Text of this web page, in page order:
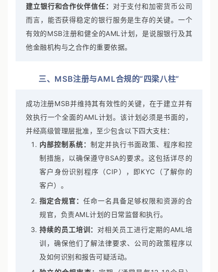
犯罪风险。
建立银行和合作伙伴信任：对于支付和加密货币公司
而言，能否获得稳定的银行服务是生存的关键。一个
有效的MSB注册和健全的AML计划，是说服银行及其
成功注册MSB并维持其有效性的关键，在于建立并有
效执行一个全面的AML计划。该计划必须是书面的，
并经高级管理层批准，至少包含以下四大支柱：
内部控制系统：制定并执行书面政策、程序和控
制措施，以确保遵守BSA的要求。这包括详尽的
客户身份识别程序（CIP），即KYC（了解你的
客户）。
指定合规官： 任命一名具备足够权限和资源的合
规官，负责AML计划的日常监督和执行。
持续的员工培训：对相关员工进行定期的AML培
训，确保他们了解法律要求、公司的政策程序以
及如何识别和报告可疑活动。